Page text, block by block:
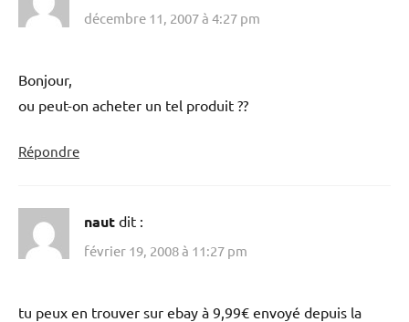
décembre 11, 2007 à 4:27 pm
Bonjour,
ou peut-on acheter un tel produit ??
Répondre
naut dit :
février 19, 2008 à 11:27 pm
tu peux en trouver sur ebay à 9,99€ envoyé depuis la